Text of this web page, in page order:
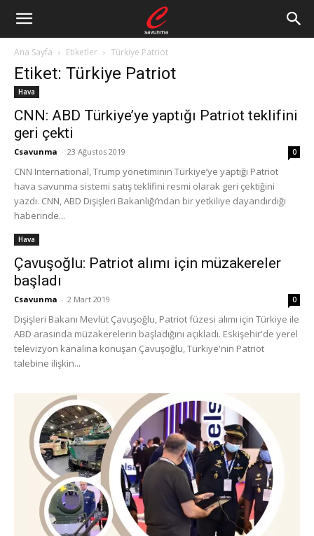
Ana Sayfa Etiketler Türkiye Patriot
Etiket: Türkiye Patriot
Hava
CNN: ABD Türkiye’ye yaptığı Patriot teklifini
geri çekti
Csavunma - 23 Ağustos 2019 0
CNN International, Trump yönetiminin Türkiye’ye yaptığı Patriot
hava savunma sistemi satış teklifini resmi olarak geri çektiğini
yazdı. CNN, ABD Dışişleri Bakanlığı’ndan bir yetkiliye dayandırdığı
haberinde...
Hava
Çavuşoğlu: Patriot alımı için müzakereler
başladı
Csavunma - 2 Mart 2019 0
Dışişleri Bakanı Mevlüt Çavuşoğlu, Patriot füzesi alımı için Türkiye ile
ABD arasında müzakerelerin başladığını açıkladı. Eskişehir'de yerel
televizyon kanalına konuşan Çavuşoğlu, Türkiye'nin Patriot
talebine ilişkin...